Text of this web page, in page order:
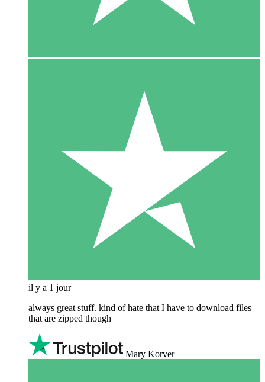
il y a 1 jour
always great stuff. kind of hate that I have to download files
that are zipped though
Mary Korver